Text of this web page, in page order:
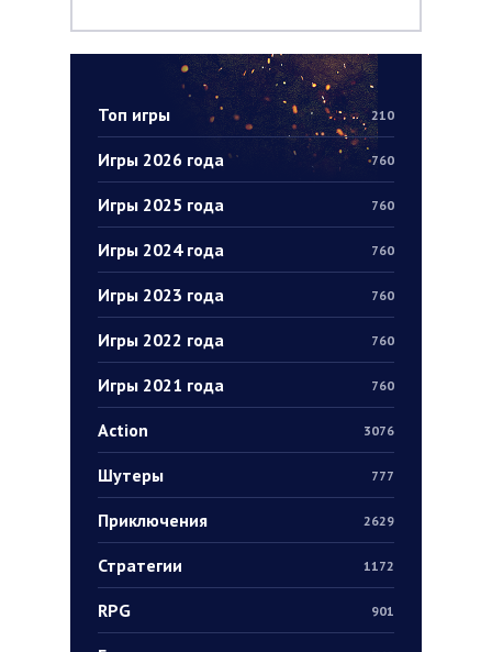
Топ игры 210
Игры 2026 года 760
Игры 2025 года 760
Игры 2024 года 760
Игры 2023 года 760
Игры 2022 года 760
Игры 2021 года 760
Action 3076
Шутеры 777
Приключения 2629
Стратегии 1172
RPG 901